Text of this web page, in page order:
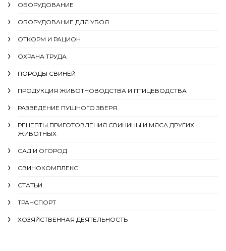
ОБОРУДОВАНИЕ
ОБОРУДОВАНИЕ ДЛЯ УБОЯ
ОТКОРМ И РАЦИОН
ОХРАНА ТРУДА
ПОРОДЫ СВИНЕЙ
ПРОДУКЦИЯ ЖИВОТНОВОДСТВА И ПТИЦЕВОДСТВА
РАЗВЕДЕНИЕ ПУШНОГО ЗВЕРЯ
РЕЦЕПТЫ ПРИГОТОВЛЕНИЯ СВИНИНЫ И МЯСА ДРУГИХ
ЖИВОТНЫХ
САД И ОГОРОД
СВИНОКОМПЛЕКС
СТАТЬИ
ТРАНСПОРТ
ХОЗЯЙСТВЕННАЯ ДЕЯТЕЛЬНОСТЬ